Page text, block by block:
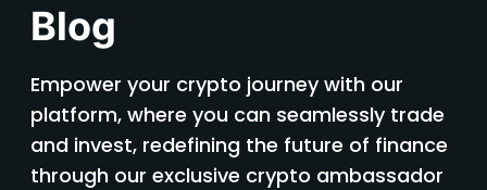
Blog
Empower your crypto journey with our
platform, where you can seamlessly trade
and invest, redefining the future of finance
through our exclusive crypto ambassador